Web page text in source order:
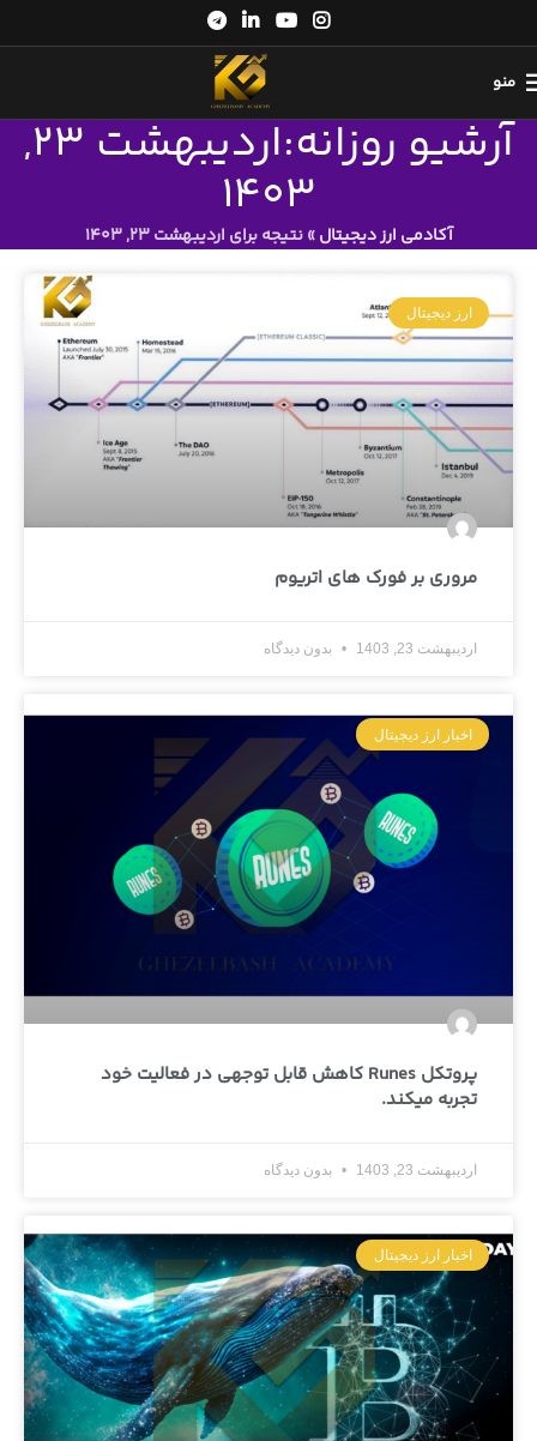
منو
آرشیو روزانه:اردیبهشت 23,
1403
آکادمی ارز دیجیتال»نتیجه برای اردیبهشت 23, 1403
ارز دیجیتال
مروری بر فورک های اتریوم
اردیبهشت 23, 1403 بدون دیدگاه
اخبار ارز دیجیتال
پروتکل Runes کاهش قابل توجهی در فعالیت خود
تجربه میکند.
اردیبهشت 23, 1403 بدون دیدگاه
اخبار ارز دیجیتال